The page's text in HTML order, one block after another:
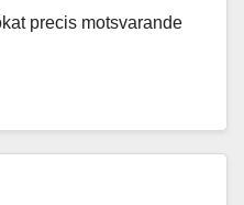
precis motsvarande